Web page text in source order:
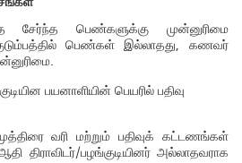
சேர்ந்த பெண்களுக்கு முன்னுரிமை
பெண்கள் இல்லாதது, கணவர்
பயனாளியின் பெயரில் பதிவு
வரி மற்றும் பதிவுக் கட்டணங்கள்
திராவிடர்/பழங்குடியினர் அல்லாதவராக